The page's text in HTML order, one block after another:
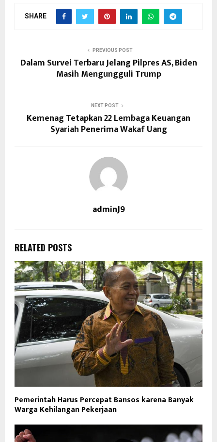
SHARE
PREVIOUS POST
Dalam Survei Terbaru Jelang Pilpres AS, Biden
Masih Mengungguli Trump
NEXT POST
Kemenag Tetapkan 22 Lembaga Keuangan
Syariah Penerima Wakaf Uang
adminJ9
RELATED POSTS
Pemerintah Harus Percepat Bansos karena Banyak
Warga Kehilangan Pekerjaan